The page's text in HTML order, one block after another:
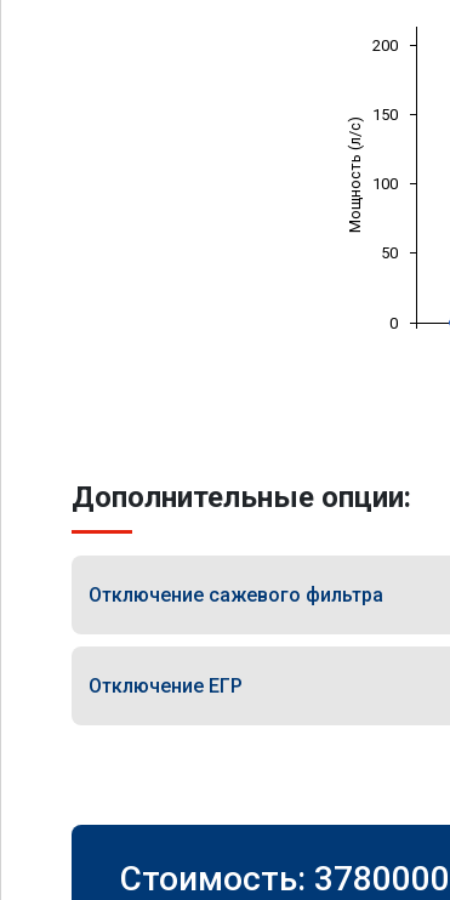
Мощность (л/с)
0
50
100
150
200
Дополнительные опции:
Отключение сажевого фильтра
Отключение ЕГР
Стоимость: 3780000